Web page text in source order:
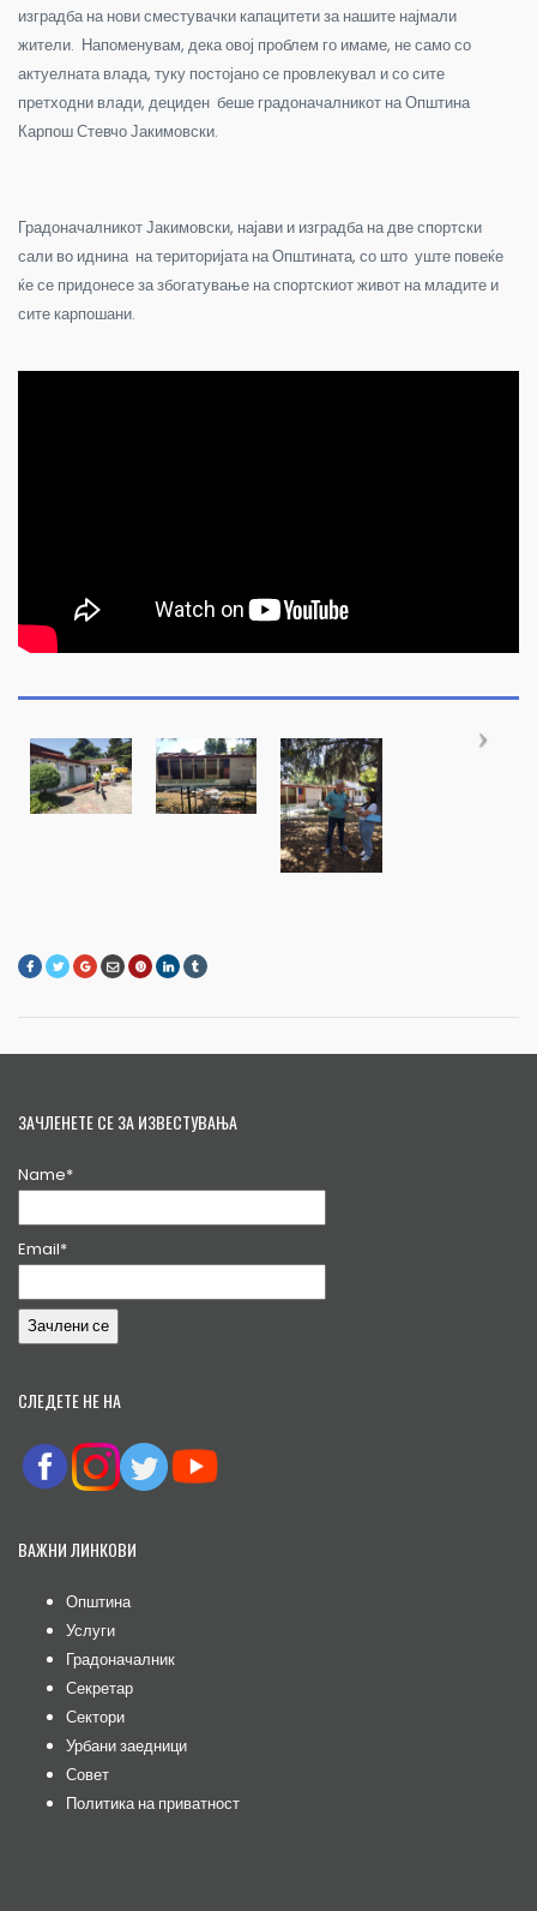
изградба на нови сместувачки капацитети за нашите најмали
жители. Напоменувам, дека овој проблем го имаме, не само со
актуелната влада, туку постојано се провлекувал и со сите
претходни влади, дециден беше градоначалникот на Општина
Карпош Стевчо Јакимовски.
Градоначалникот Јакимовски, најави и изградба на две спортски
сали во иднина на територијата на Општината, со што уште повеќе
ќе се придонесе за збогатување на спортскиот живот на младите и
сите карпошани.
ЗАЧЛЕНЕТЕ СЕ ЗА ИЗВЕСТУВАЊА
Name*
Email*
СЛЕДЕТЕ НЕ НА
ВАЖНИ ЛИНКОВИ
Општина
Услуги
Градоначалник
Секретар
Сектори
Урбани заедници
Совет
Политика на приватност